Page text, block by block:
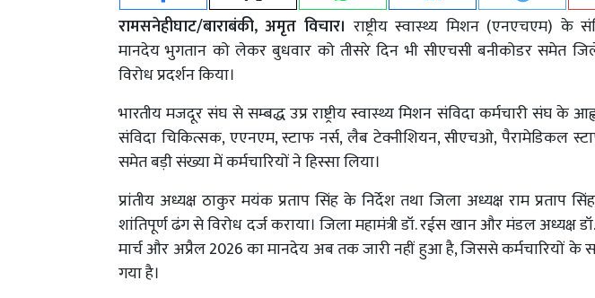
रामसनेहीघाट/बाराबंकी, अमृत विचार।राष्ट्रीय स्वास्थ्य मिशन (एनएचएम) के
मानदेय भुगतान को लेकर बुधवार को तीसरे दिन भी सीएचसी बनीकोडर समेत
विरोध प्रदर्शन किया।
भारतीय मजदूर संघ से सम्बद्ध उप्र राष्ट्रीय स्वास्थ्य मिशन संविदा कर्मचारी संघ
संविदा चिकित्सक, एएनएम, स्टाफ नर्स, लैब टेक्नीशियन, सीएचओ, पैरामेडिकल
समेत बड़ी संख्या में कर्मचारियों ने हिस्सा लिया।
प्रांतीय अध्यक्ष ठाकुर मयंक प्रताप सिंह के निर्देश तथा जिला अध्यक्ष राम प्रताप
शांतिपूर्ण ढंग से विरोध दर्ज कराया। जिला महामंत्री डॉ. रईस खान और मंडल अध्यक्ष डॉ.
मार्च और अप्रैल 2026 का मानदेय अब तक जारी नहीं हुआ है, जिससे कर्मचारियों के
गया है।